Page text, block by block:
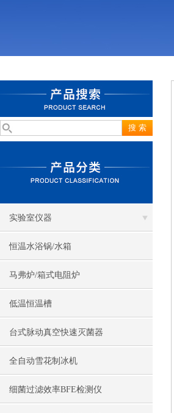
实验室仪器
恒温水浴锅/水箱
马弗炉/箱式电阻炉
低温恒温槽
台式脉动真空快速灭菌器
全自动雪花制冰机
细菌过滤效率BFE检测仪